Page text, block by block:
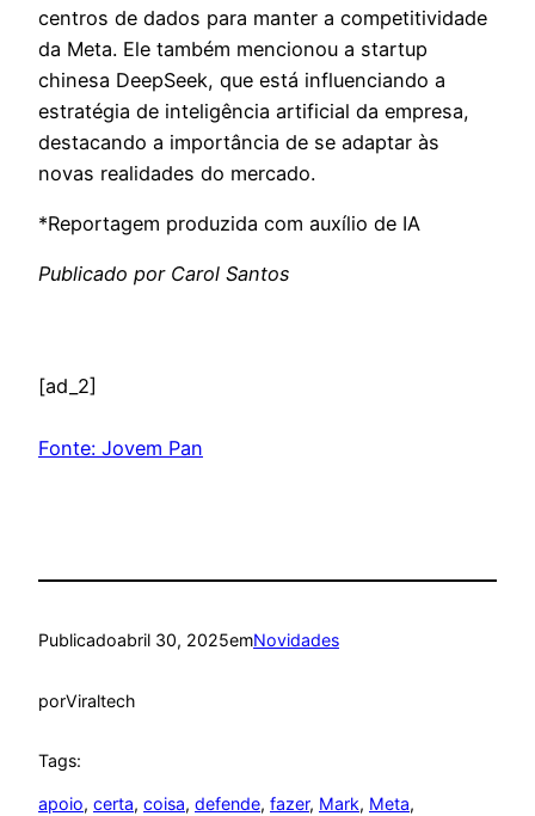
centros de dados para manter a competitividade
da Meta. Ele também mencionou a startup
chinesa DeepSeek, que está influenciando a
estratégia de inteligência artificial da empresa,
destacando a importância de se adaptar às
novas realidades do mercado.
*Reportagem produzida com auxílio de IA
Publicado por Carol Santos
[ad_2]
Fonte: Jovem Pan
Publicadoabril 30, 2025emNovidades
porViraltech
Tags:
apoio, certa, coisa, defende, fazer, Mark, Meta